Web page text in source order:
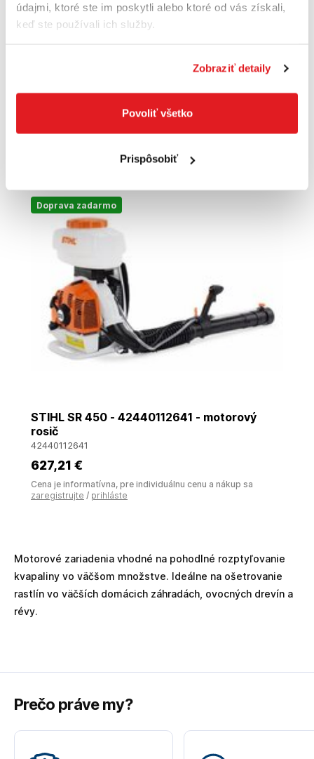
údajmi, ktoré ste im poskytli alebo ktoré od vás získali,
keď ste používali ich služby.
Zobraziť detaily
Povoliť všetko
Prispôsobiť
rosič
prihláste
Doprava zadarmo
STIHL SR 450 - 42440112641 - motorový
rosič
42440112641
627,21 €
Cena je informatívna, pre individuálnu cenu a nákup sa
zaregistrujte / prihláste
Motorové zariadenia vhodné na pohodlné rozptyľovanie
kvapaliny vo väčšom množstve. Ideálne na ošetrovanie
rastlín vo väčších domácich záhradách, ovocných drevín a
révy.
Prečo práve my?